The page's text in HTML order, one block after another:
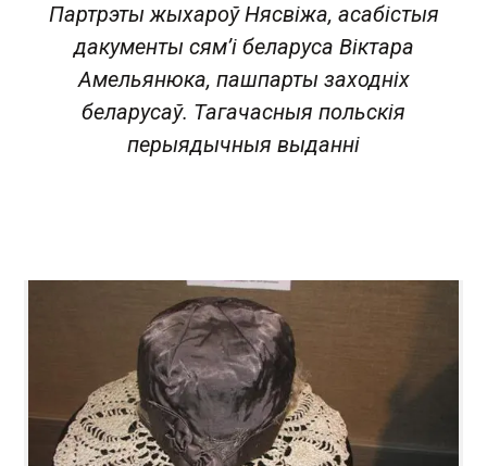
Партрэты жыхароў Нясвіжа, асабістыя
дакументы сям’і беларуса Віктара
Амельянюка, пашпарты заходніх
беларусаў. Тагачасныя польскія
перыядычныя выданні